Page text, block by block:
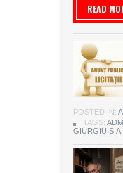
READ
POSTED IN:
TAGS:
GIURGIU S.A